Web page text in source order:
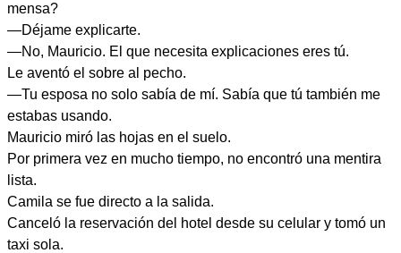
mensa?
—Déjame explicarte.
—No, Mauricio. El que necesita explicaciones eres tú.
Le aventó el sobre al pecho.
—Tu esposa no solo sabía de mí. Sabía que tú también me
estabas usando.
Mauricio miró las hojas en el suelo.
Por primera vez en mucho tiempo, no encontró una mentira
lista.
Camila se fue directo a la salida.
Canceló la reservación del hotel desde su celular y tomó un
taxi sola.